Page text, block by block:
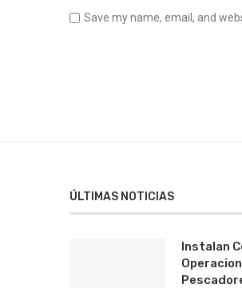
Save my name, email, and
ÚLTIMAS NOTICIAS
Instalan